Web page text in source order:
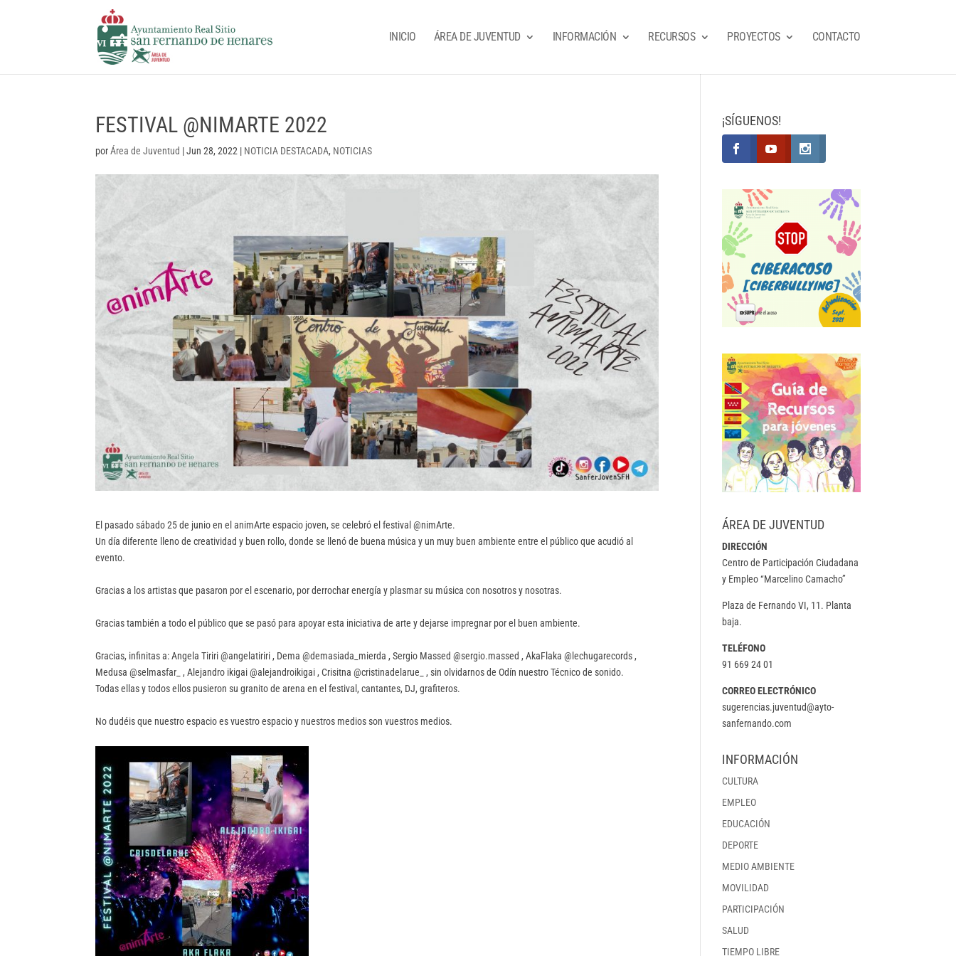
INICIO ÁREA DE JUVENTUD INFORMACIÓN RECURSOS PROYECTOS CONTACTO
FESTIVAL @NIMARTE 2022
porÁrea de Juventud |Jun 28, 2022 | NOTICIA DESTACADA, NOTICIAS
El pasado sábado 25 de junio en el animArte espacio joven, se celebró el festival @nimArte.
Un día diferente lleno de creatividad y buen rollo, donde se llenó de buena música y un muy buen ambiente entre el público que acudió al
evento.
Gracias a los artistas que pasaron por el escenario, por derrochar energía y plasmar su música con nosotros y nosotras.
Gracias también a todo el público que se pasó para apoyar esta iniciativa de arte y dejarse impregnar por el buen ambiente.
Gracias, infinitas a: Angela Tiriri @angelatiriri , Dema @demasiada_mierda , Sergio Massed @sergio.massed , AkaFlaka @lechugarecords ,
Medusa @selmasfar_ , Alejandro ikigai @alejandroikigai , Crisitna @cristinadelarue_ , sin olvidarnos de Odín nuestro Técnico de sonido.
Todas ellas y todos ellos pusieron su granito de arena en el festival, cantantes, DJ, grafiteros.
No dudéis que nuestro espacio es vuestro espacio y nuestros medios son vuestros medios.
¡SÍGUENOS!
ÁREA DE JUVENTUD
DIRECCIÓN
Centro de Participación Ciudadana
y Empleo “Marcelino Camacho”
Plaza de Fernando VI, 11. Planta
baja.
TELÉFONO
91 669 24 01
CORREO ELECTRÓNICO
sugerencias.juventud@ayto-
sanfernando.com
INFORMACIÓN
CULTURA
EMPLEO
EDUCACIÓN
DEPORTE
MEDIO AMBIENTE
MOVILIDAD
PARTICIPACIÓN
SALUD
TIEMPO LIBRE